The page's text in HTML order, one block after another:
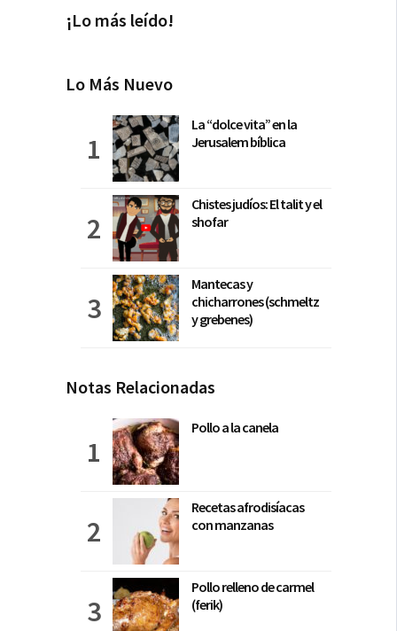
¡Lo más leído!
Lo Más Nuevo
La “dolce vita” en la
Jerusalem bíblica
Chistes judíos: El talit y el
shofar
Mantecas y
chicharrones (schmeltz
y grebenes)
Notas Relacionadas
Pollo a la canela
Recetas afrodisíacas
con manzanas
Pollo relleno de carmel
(ferik)